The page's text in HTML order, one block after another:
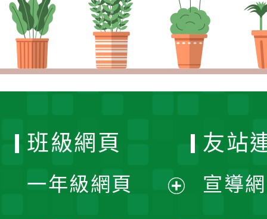
班級網頁
一年級網頁
友站
宣導